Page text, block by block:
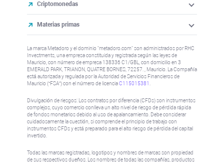
Criptomonedas
Materias primas
La marca Metadoro y el dominio "metadoro.com" son administrados por RHC
Investments, una empresa constituida y registrada según las leyes de
Mauricio, con número de empresa 138336 C1/GBL, con domicilio en 3
EMERALD PARK, TRIANON, QUATRE BORNES, 72257. , Mauricio. La Compañía
está autorizada y regulada por la Autoridad de Servicios Financieros de
Mauricio (“FSA”) con el número de licenciaC115015381
Divulgación de riesgos: Los contratos por diferencia (CFDs) son instrumentos
complejos, cuyo comercio conlleva un alto nivel de riesgo de pérdida rápida
de fondos monetarios debido al uso de apalancamiento. Debe considerar
cuidadosamente la cuestión, si comprende el principio de trabajo con
instrumentos CFDs y está preparado para el alto riesgo de pérdida del capital
invertido.
Todas las marcas registradas, logotipos y nombres de marcas son propiedad
de sus respectivos dueños. Los nombres de todas las compañías, productos